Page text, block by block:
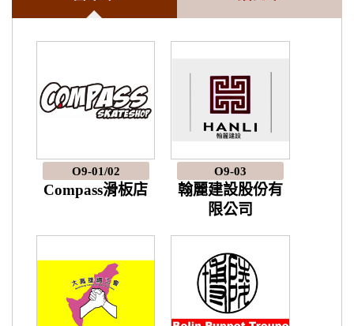
O9-01/02
Compass滑板店
O9-03
翰麗建設股份有
限公司